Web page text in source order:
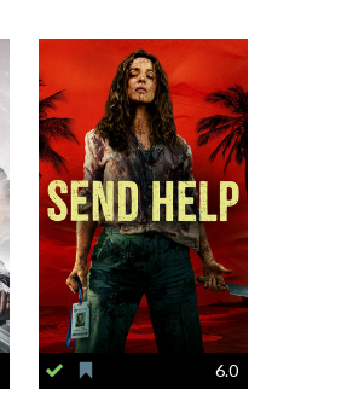
6.0